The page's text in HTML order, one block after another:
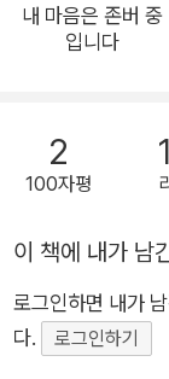
일매일 채식해야
단에 변화를 주어
비건)가 더 낫다고
있지만 정확하게
권합니다. 저자인 정민지 작가님은 7가지 키워드로 정리해 ‘기후
식사’를 잘 설명해
의 식품과학과 채
다. 미니멀리즘과
내 마음은 존버 중
입니다
2
100자평
이 책에 내가 남
로그인하면 내가
다.
로그인하기